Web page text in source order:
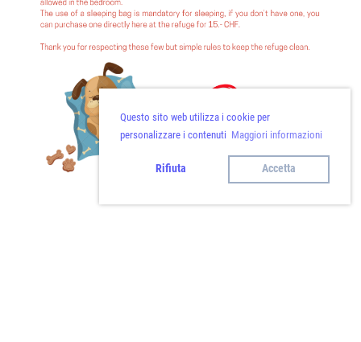
Questo sito web utilizza i cookie per
personalizzare i contenuti Maggiori informazioni
Rifiuta Accetta